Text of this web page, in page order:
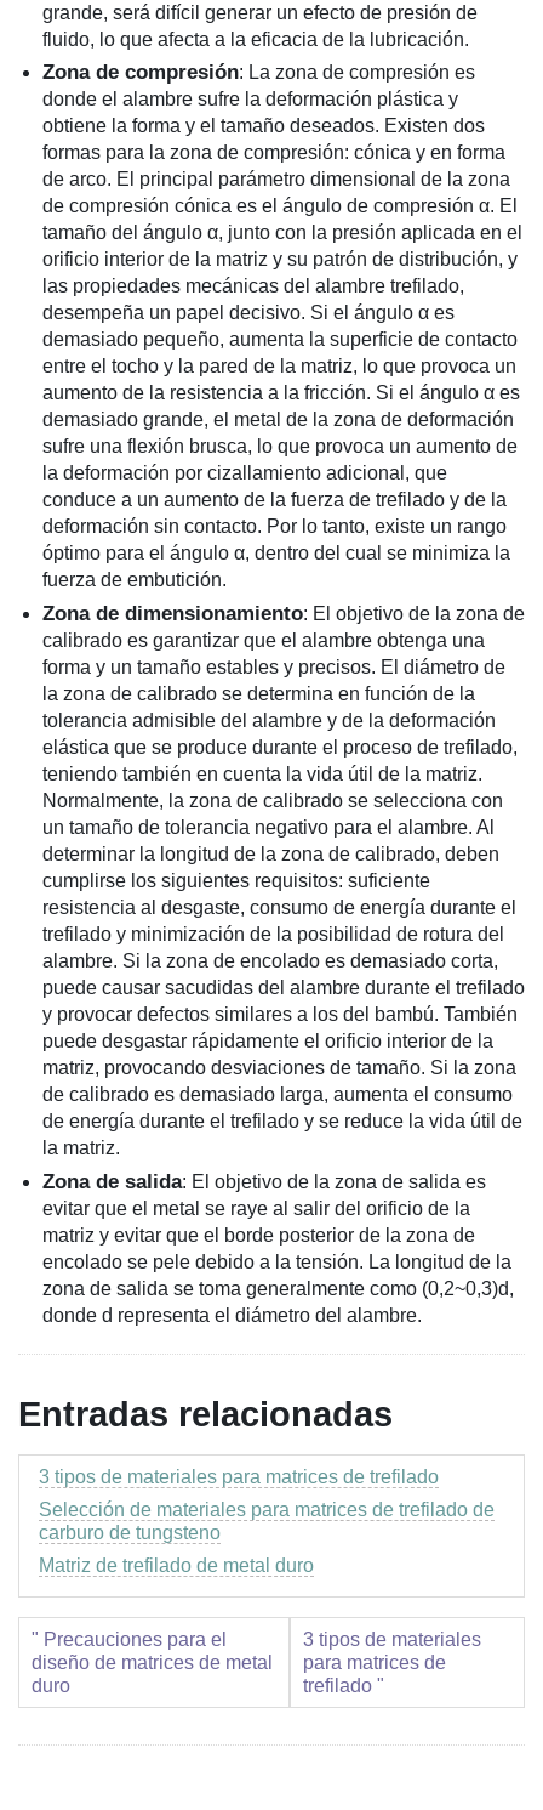
grande, será difícil generar un efecto de presión de
fluido, lo que afecta a la eficacia de la lubricación.
Zona de compresión: La zona de compresión es
donde el alambre sufre la deformación plástica y
obtiene la forma y el tamaño deseados. Existen dos
formas para la zona de compresión: cónica y en forma
de arco. El principal parámetro dimensional de la zona
de compresión cónica es el ángulo de compresión α. El
tamaño del ángulo α, junto con la presión aplicada en el
orificio interior de la matriz y su patrón de distribución, y
las propiedades mecánicas del alambre trefilado,
desempeña un papel decisivo. Si el ángulo α es
demasiado pequeño, aumenta la superficie de contacto
entre el tocho y la pared de la matriz, lo que provoca un
aumento de la resistencia a la fricción. Si el ángulo α es
demasiado grande, el metal de la zona de deformación
sufre una flexión brusca, lo que provoca un aumento de
la deformación por cizallamiento adicional, que
conduce a un aumento de la fuerza de trefilado y de la
deformación sin contacto. Por lo tanto, existe un rango
óptimo para el ángulo α, dentro del cual se minimiza la
fuerza de embutición.
Zona de dimensionamiento: El objetivo de la zona de
calibrado es garantizar que el alambre obtenga una
forma y un tamaño estables y precisos. El diámetro de
la zona de calibrado se determina en función de la
tolerancia admisible del alambre y de la deformación
elástica que se produce durante el proceso de trefilado,
teniendo también en cuenta la vida útil de la matriz.
Normalmente, la zona de calibrado se selecciona con
un tamaño de tolerancia negativo para el alambre. Al
determinar la longitud de la zona de calibrado, deben
cumplirse los siguientes requisitos: suficiente
resistencia al desgaste, consumo de energía durante el
trefilado y minimización de la posibilidad de rotura del
alambre. Si la zona de encolado es demasiado corta,
puede causar sacudidas del alambre durante el trefilado
y provocar defectos similares a los del bambú. También
puede desgastar rápidamente el orificio interior de la
matriz, provocando desviaciones de tamaño. Si la zona
de calibrado es demasiado larga, aumenta el consumo
de energía durante el trefilado y se reduce la vida útil de
la matriz.
Zona de salida: El objetivo de la zona de salida es
evitar que el metal se raye al salir del orificio de la
matriz y evitar que el borde posterior de la zona de
encolado se pele debido a la tensión. La longitud de la
zona de salida se toma generalmente como (0,2~0,3)d,
donde d representa el diámetro del alambre.
Entradas relacionadas
3 tipos de materiales para matrices de trefilado
Selección de materiales para matrices de trefilado de
carburo de tungsteno
Matriz de trefilado de metal duro
" Precauciones para el
diseño de matrices de metal
duro
3 tipos de materiales
para matrices de
trefilado "